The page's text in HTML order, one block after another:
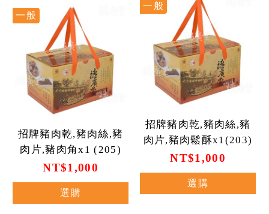
一般
招牌豬肉乾,豬肉絲,豬
肉片,豬肉鬆酥x1(203)
NT$1,000
選購
一般
招牌豬肉乾,豬肉絲,豬
肉片,豬肉角x1 (205)
NT$1,000
選購